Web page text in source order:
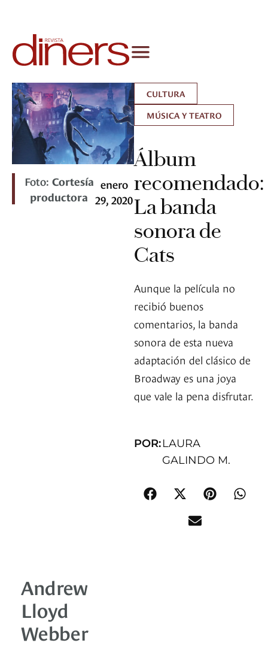
Foto: Cortesía
productora
enero
29, 2020
CULTURA
MÚSICA Y TEATRO
Álbum
recomendado:
La banda
sonora de
Cats
Aunque la película no
recibió buenos
comentarios, la banda
sonora de esta nueva
adaptación del clásico de
Broadway es una joya
que vale la pena disfrutar.
POR:LAURA
GALINDO M.
Andrew
Lloyd
Webber